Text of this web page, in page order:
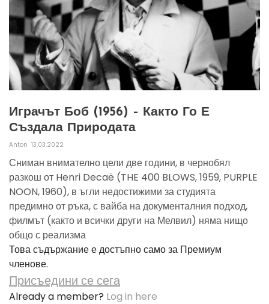
Играчът Боб (1956) – Както Го Е
Създала Природата
Anton 13.03.2022
Сниман внимателно цели две години, в чернобял
разкош от Henri Decaë (THE 400 BLOWS, 1959, PURPLE
NOON, 1960), в ъгли недостижими за студията
предимно от ръка, с вайба на документалния подход,
филмът (както и всички други на Мелвил) няма нищо
общо с реализма
Това съдържание е достъпно само за Премиум
членове.
Присъедини се сега
Already a member? Log in here